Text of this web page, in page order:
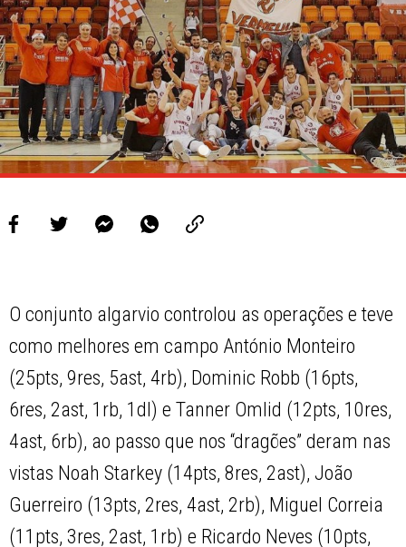
O conjunto algarvio controlou as operações e teve
como melhores em campo António Monteiro
(25pts, 9res, 5ast, 4rb), Dominic Robb (16pts,
6res, 2ast, 1rb, 1dl) e Tanner Omlid (12pts, 10res,
4ast, 6rb), ao passo que nos “dragões” deram nas
vistas Noah Starkey (14pts, 8res, 2ast), João
Guerreiro (13pts, 2res, 4ast, 2rb), Miguel Correia
(11pts, 3res, 2ast, 1rb) e Ricardo Neves (10pts,